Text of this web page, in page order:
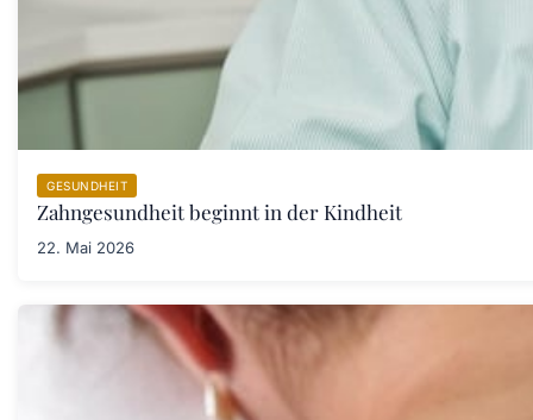
GESUNDHEIT
Zahngesundheit beginnt in der Kindheit
22. Mai 2026